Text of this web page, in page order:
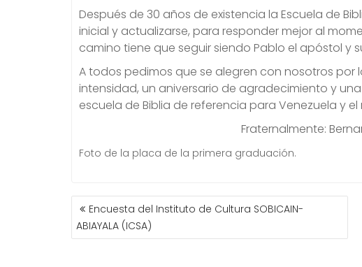
Después de 30 años de existencia la Escuela de
inicial y actualizarse, para responder mejor al
camino tiene que seguir siendo Pablo el apóstol y
A todos pedimos que se alegren con nosotros por
intensidad, un aniversario de agradecimiento y
escuela de Biblia de referencia para Venezuela y el
Fraternalmente: Bernardo
Foto de la placa de la primera graduación.
NAVEGACIÓN
DE
ENTRADAS
Encuesta del Instituto de Cultura SOBICAIN-
ABIAYALA (ICSA)